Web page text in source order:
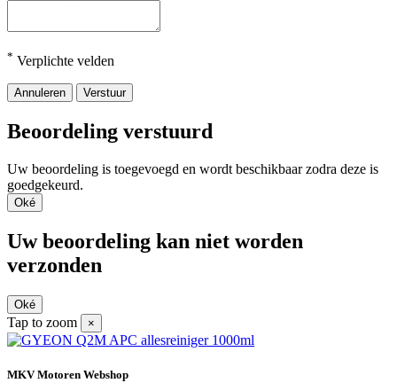
* Verplichte velden
Annuleren Verstuur
Beoordeling verstuurd
Uw beoordeling is toegevoegd en wordt beschikbaar zodra deze is
goedgekeurd.
Oké
Uw beoordeling kan niet worden
verzonden
Oké
Tap to zoom ×
MKV Motoren Webshop